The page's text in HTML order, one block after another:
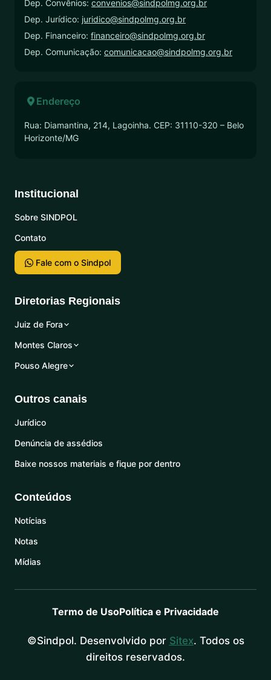
Dep. Convênios: convenios@sindpolmg.org.br
Dep. Jurídico: juridico@sindpolmg.org.br
Dep. Financeiro: financeiro@sindpolmg.org.br
Dep. Comunicação: comunicacao@sindpolmg.org.br
Endereço
Rua: Diamantina, 214, Lagoinha. CEP: 31110-320 – Belo
Horizonte/MG
Institucional
Sobre SINDPOL
Contato
Fale com o Sindpol
Diretorias Regionais
Juiz de Fora
Montes Claros
Pouso Alegre
Outros canais
Jurídico
Denúncia de assédios
Baixe nossos materiais e fique por dentro
Conteúdos
Notícias
Notas
Mídias
Termo de UsoPolítica e Privacidade
©Sindpol. Desenvolvido por Sitex. Todos os
direitos reservados.